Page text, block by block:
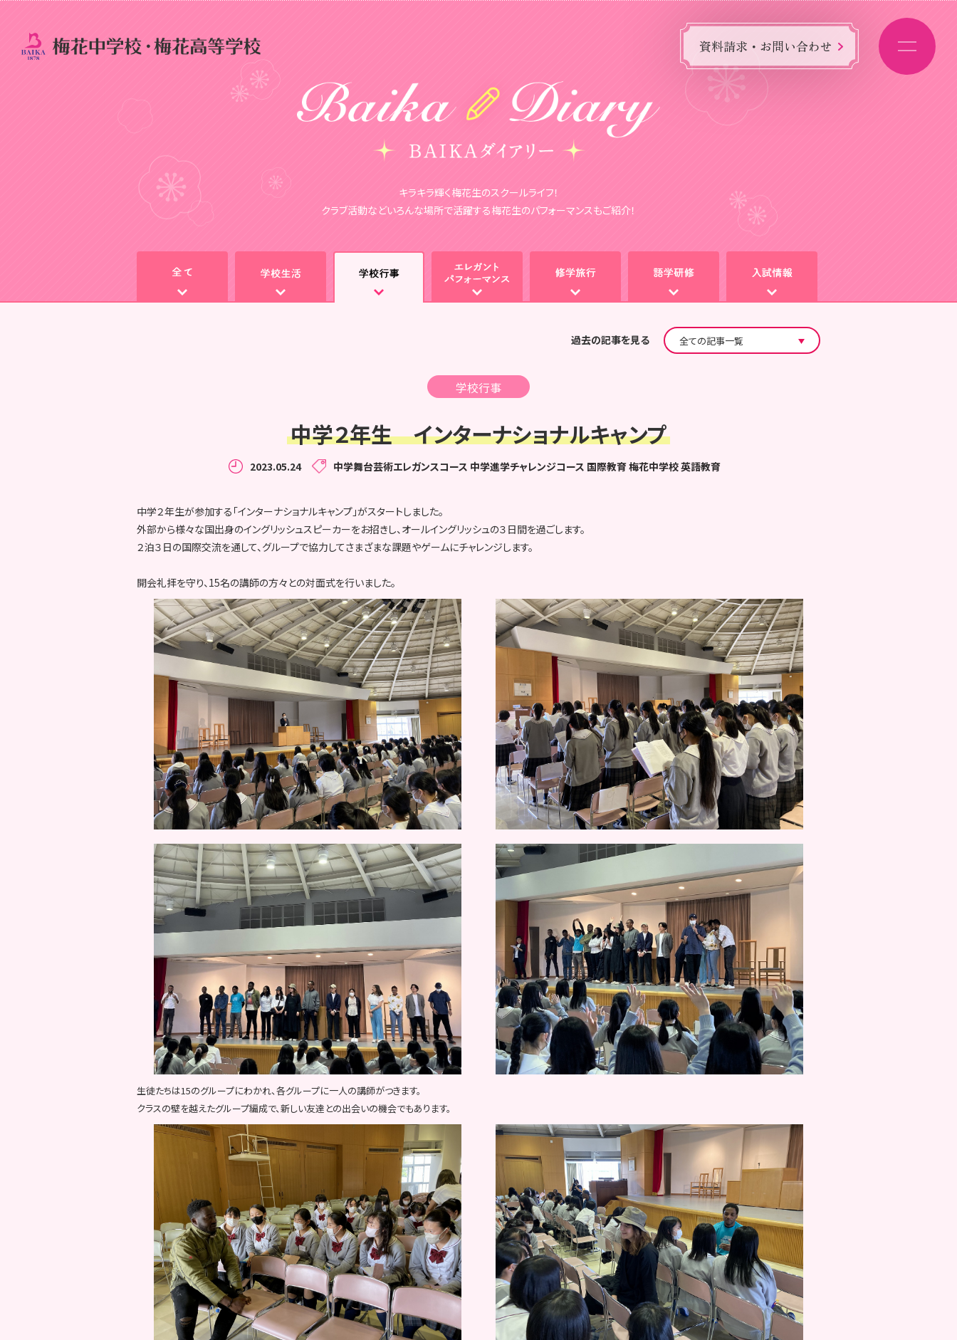
資料請求・お問い合わせ
キラキラ輝く梅花生のスクールライフ！
クラブ活動などいろんな場所で活躍する梅花生のパフォーマンスもご紹介！
過去の記事を見る
学校行事
中学２年生 インターナショナルキャンプ
2023.05.24 中学舞台芸術エレガンスコース 中学進学チャレンジコース 国際教育梅花中学校英語教育
中学２年生が参加する「インターナショナルキャンプ」がスタートしました。
外部から様々な国出身のイングリッシュスピーカーをお招きし、オールイングリッシュの３日間を過ごします。
２泊３日の国際交流を通して、グループで協力してさまざまな課題やゲームにチャレンジします。
開会礼拝を守り、15名の講師の方々との対面式を行いました。
生徒たちは15のグループにわかれ、各グループに一人の講師がつきます。
クラスの壁を越えたグループ編成で、新しい友達との出会いの機会でもあります。